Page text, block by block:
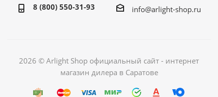
8 (800) 550-31-93 info@arlight-shop.ru
2026 © Arlight Shop официальный сайт - интернет
магазин дилера в Саратове